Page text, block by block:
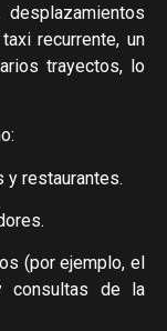
recurrente, un
trayectos, lo
y restaurantes.
(por ejemplo, el
consultas de la